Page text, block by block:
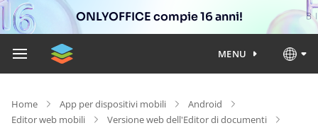
ONLYOFFICE compie 16 anni!
MENU
Home App per dispositivi mobili
Android
Editor web mobili
Versione web dell'Editor di documenti